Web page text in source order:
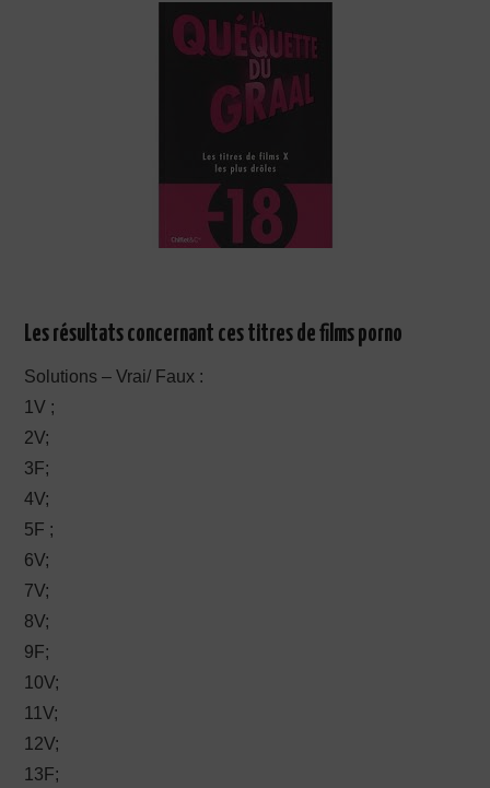
Les résultats concernant ces titres de films porno
Solutions – Vrai/ Faux :
1V ;
2V;
3F;
4V;
5F ;
6V;
7V;
8V;
9F;
10V;
11V;
12V;
13F;